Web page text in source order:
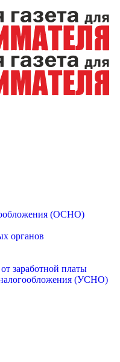
(ОСНО)
органов
заработной платы
(УСНО)